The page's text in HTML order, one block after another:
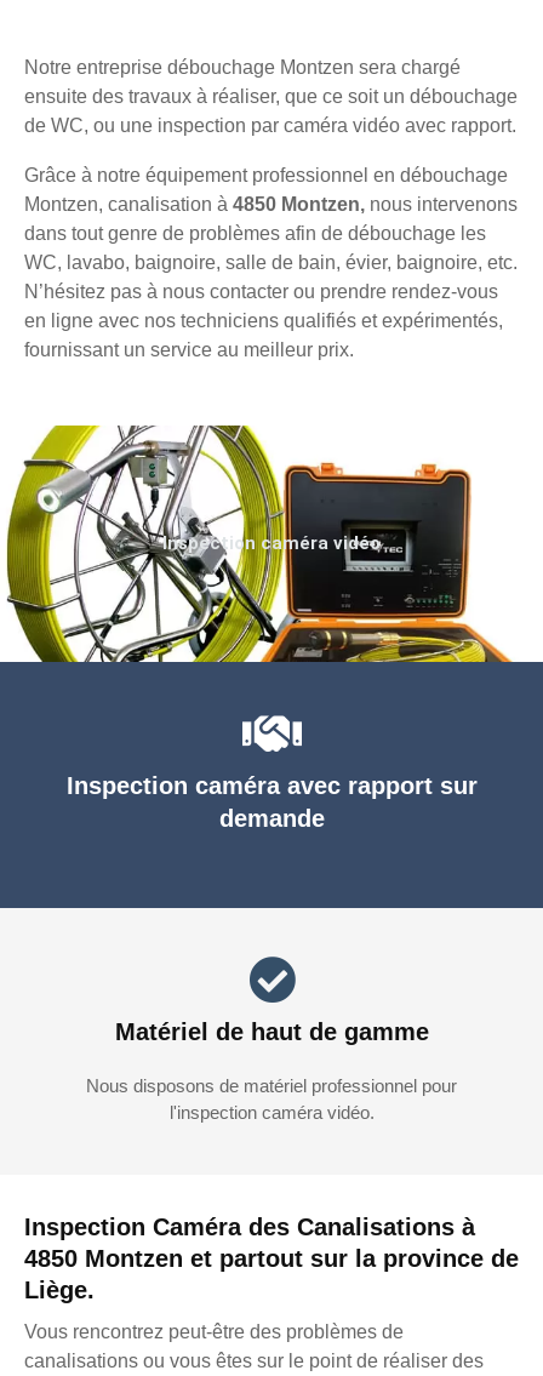
Notre entreprise débouchage Montzen sera chargé
ensuite des travaux à réaliser, que ce soit un débouchage
de WC, ou une inspection par caméra vidéo avec rapport.
Grâce à notre équipement professionnel en débouchage
Montzen, canalisation à 4850 Montzen, nous intervenons
dans tout genre de problèmes afin de débouchage les
WC, lavabo, baignoire, salle de bain, évier, baignoire, etc.
N’hésitez pas à nous contacter ou prendre rendez-vous
en ligne avec nos techniciens qualifiés et expérimentés,
fournissant un service au meilleur prix.
Inspection Caméra des Canalisations à
4850 Montzen et partout sur la province de
Liège.
Vous rencontrez peut-être des problèmes de
canalisations ou vous êtes sur le point de réaliser des
Inspection caméra avec rapport sur
demande
Matériel de haut de gamme
Nous disposons de matériel professionnel pour
l'inspection caméra vidéo.
Inspection caméra vidéo